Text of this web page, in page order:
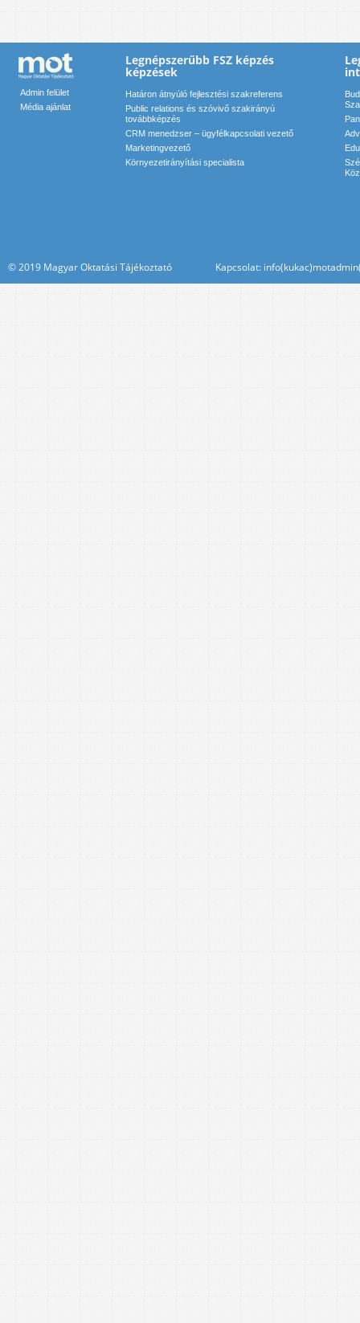
Admin felület
Média ajánlat
Legnépszerűbb FSZ képzés
képzések
Határon átnyúló fejlesztési szakreferens
Public relations és szóvivő szakirányú
továbbképzés
CRM menedzser – ügyfélkapcsolati vezető
Marketingvezető
Környezetirányítási specialista
© 2019 Magyar Oktatási Tájékoztató Kapcsolat: